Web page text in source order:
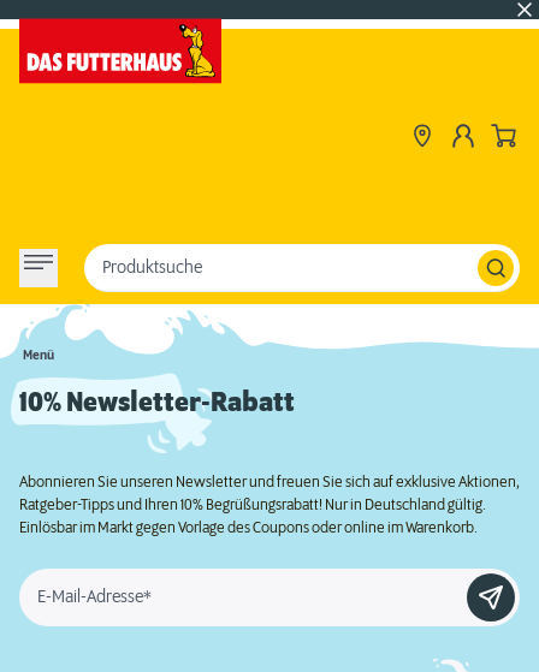
Menü
Produktsuche
10% Newsletter-Rabatt
Abonnieren Sie unseren Newsletter und freuen Sie sich auf exklusive Aktionen,
Ratgeber-Tipps und Ihren 10% Begrüßungsrabatt! Nur in Deutschland gültig.
Einlösbar im Markt gegen Vorlage des Coupons oder online im Warenkorb.
E-Mail-Adresse*